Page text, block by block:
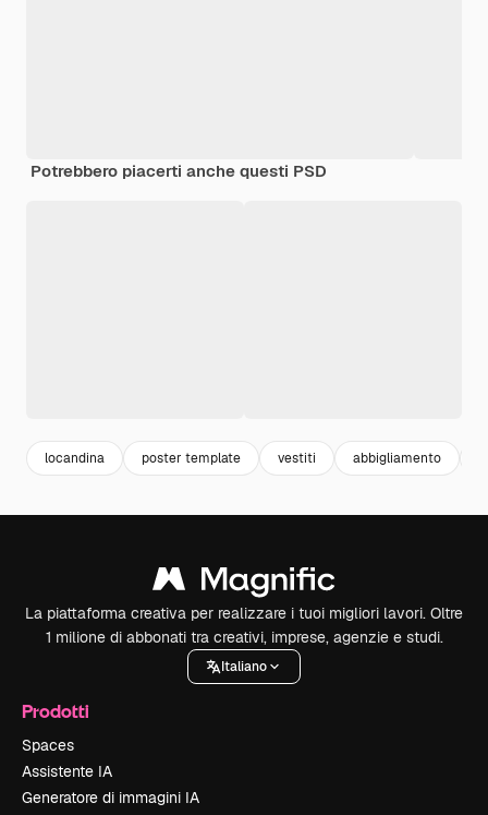
Potrebbero piacerti anche questi PSD
locandina poster template vestiti abbigliamento
La piattaforma creativa per realizzare i tuoi migliori lavori. Oltre
1 milione di abbonati tra creativi, imprese, agenzie e studi.
Italiano
Prodotti
Spaces
Assistente IA
Generatore di immagini IA